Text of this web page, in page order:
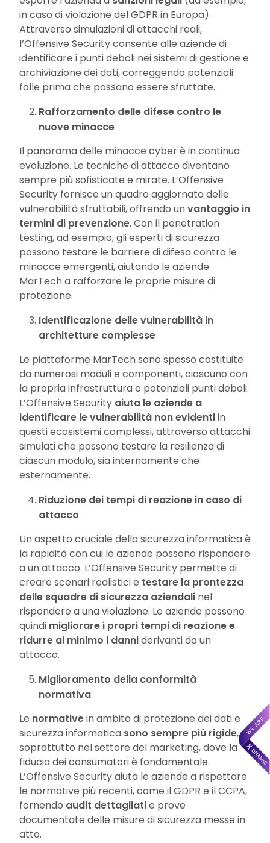
in caso di violazione del GDPR in Europa).
Attraverso simulazioni di attacchi reali,
l’Offensive Security consente alle aziende di
identificare i punti deboli nei sistemi di gestione e
archiviazione dei dati, correggendo potenziali
falle prima che possano essere sfruttate.
Rafforzamento delle difese contro le
nuove minacce
Il panorama delle minacce cyber è in continua
evoluzione. Le tecniche di attacco diventano
sempre più sofisticate e mirate. L’Offensive
Security fornisce un quadro aggiornato delle
vulnerabilità sfruttabili, offrendo unvantaggio in
termini di prevenzione. Con il penetration
testing, ad esempio, gli esperti di sicurezza
possono testare le barriere di difesa contro le
minacce emergenti, aiutando le aziende
MarTech a rafforzare le proprie misure di
protezione.
Identificazione delle vulnerabilità in
architetture complesse
Le piattaforme MarTech sono spesso costituite
da numerosi moduli e componenti, ciascuno con
la propria infrastruttura e potenziali punti deboli.
L’Offensive Security aiuta le aziende a
identificare le vulnerabilità non evidentiin
questi ecosistemi complessi, attraverso attacchi
simulati che possono testare la resilienza di
ciascun modulo, sia internamente che
esternamente.
Riduzione dei tempi di reazione in caso di
attacco
Un aspetto cruciale della sicurezza informatica è
la rapidità con cui le aziende possono rispondere
a un attacco. L’Offensive Security permette di
creare scenari realistici e testare la prontezza
delle squadre di sicurezza aziendali nel
rispondere a una violazione. Le aziende possono
quindi migliorare i propri tempi di reazione e
ridurre al minimo i danniderivanti da un
attacco.
Miglioramento della conformità
normativa
Le normativein ambito di protezione dei dati e
sicurezza informatica sono sempre più rigide,
soprattutto nel settore del marketing, dove la
fiducia dei consumatori è fondamentale.
L’Offensive Security aiuta le aziende a rispettare
le normative più recenti, come il GDPR e il CCPA,
fornendo audit dettagliatie prove
documentate delle misure di sicurezza messe in
atto.